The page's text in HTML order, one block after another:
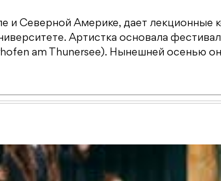
и Северной Америке, дает лекционные
Артистка основала
am Thunersee). Нынешней осенью он